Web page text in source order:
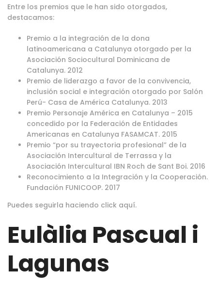
Entre los premios que le han sido otorgados,
destacamos:
Premio a la integración de la dona
latinoamericana a Catalunya otorgado per la
Asociación Sociocultural Dominicana de
Catalunya. 2012
Premio de liderazgo a favor de la convivencia,
inclusión social e integración otorgado por Salón
Perú- Casa de América Catalunya. 2013
Premio Personaje América en Catalunya – 2015
concedido por la Federación de Entidades
Americanas en Catalunya FASAMCAT. 2015
Premio “por su trayectoria profesional” de la
Asociación Intercultural de Terrassa y la
Asociación Intercultural IBN Roch de Sant Boi. 2016
Reconocimiento a la Integración y la Cooperación.
Fundación FUNICOOP. 2017
Puedes seguirla haciendo click aquí.
Eulàlia Pascual i
Lagunas